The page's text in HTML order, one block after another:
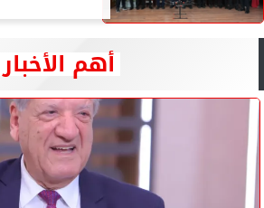
أهم الأخبار